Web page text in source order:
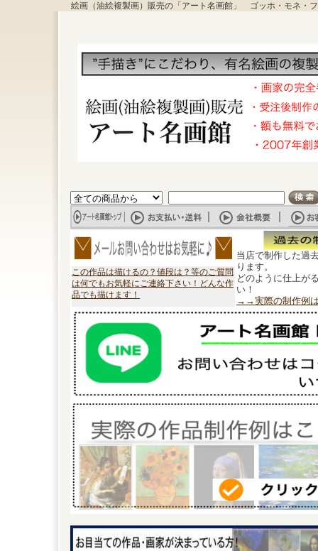
絵画（油絵複製画）販売の「アート名画館」 ゴッホ・モネ・
この作品は描けるの？値段は？等のご質問
は何でもお気軽にご連絡下さい！どんな作
品でも描けます！
当店で制作した過
ります。
どのように仕上が
い！
→→実際の制作例